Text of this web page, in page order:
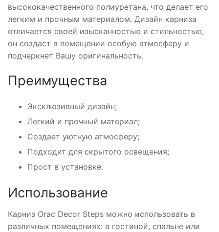
высококачественного полиуретана, что делает его
легким и прочным материалом. Дизайн карниза
отличается своей изысканностью и стильностью,
он создаст в помещении особую атмосферу и
подчеркнет Вашу оригинальность.
Преимущества
Эксклюзивный дизайн;
Легкий и прочный материал;
Создает уютную атмосферу;
Подходит для скрытого освещения;
Прост в установке.
Использование
Карниз Orac Decor Steps можно использовать в
различных помещениях: в гостиной, спальне или